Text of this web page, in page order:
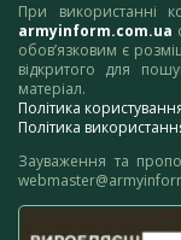
При використанні
armyinform.com.ua
обов’язковим є
відкритого для
матеріал.
Політика
Політика
Зауваження та